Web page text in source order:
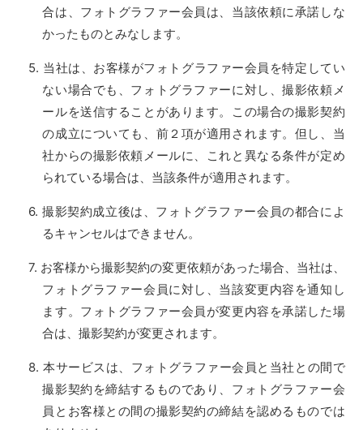
合は、フォトグラファー会員は、当該依頼に承諾しな
かったものとみなします。
当社は、お客様がフォトグラファー会員を特定してい
ない場合でも、フォトグラファーに対し、撮影依頼メ
ールを送信することがあります。この場合の撮影契約
の成立についても、前２項が適用されます。但し、当
社からの撮影依頼メールに、これと異なる条件が定め
られている場合は、当該条件が適用されます。
撮影契約成立後は、フォトグラファー会員の都合によ
るキャンセルはできません。
お客様から撮影契約の変更依頼があった場合、当社は、
フォトグラファー会員に対し、当該変更内容を通知し
ます。フォトグラファー会員が変更内容を承諾した場
合は、撮影契約が変更されます。
本サービスは、フォトグラファー会員と当社との間で
撮影契約を締結するものであり、フォトグラファー会
員とお客様との間の撮影契約の締結を認めるものでは